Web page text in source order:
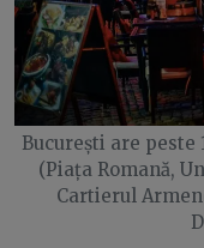
București are
(Piața Romană,
Cartierul